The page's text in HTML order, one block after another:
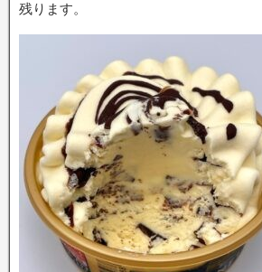
残ります。